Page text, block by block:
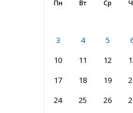
Пн Вт Ср
3
4 5
10
11 12
17
18 19
24
25 26